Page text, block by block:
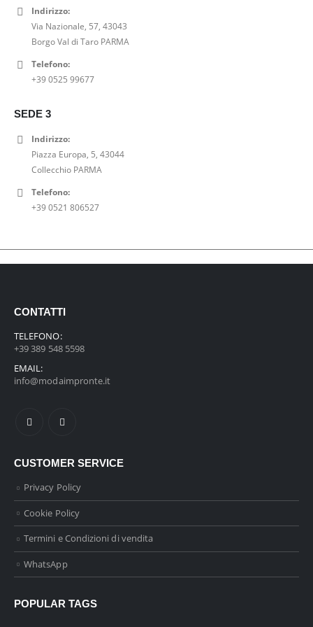
Indirizzo:
Via Nazionale, 57, 43043
Borgo Val di Taro PARMA
Telefono:
+39 0525 99677
SEDE 3
Indirizzo:
Piazza Europa, 5, 43044
Collecchio PARMA
Telefono:
+39 0521 806527
CONTATTI
TELEFONO:
+39 389 548 5598
EMAIL:
info@modaimpronte.it
CUSTOMER SERVICE
Privacy Policy
Cookie Policy
Termini e Condizioni di vendita
WhatsApp
POPULAR TAGS